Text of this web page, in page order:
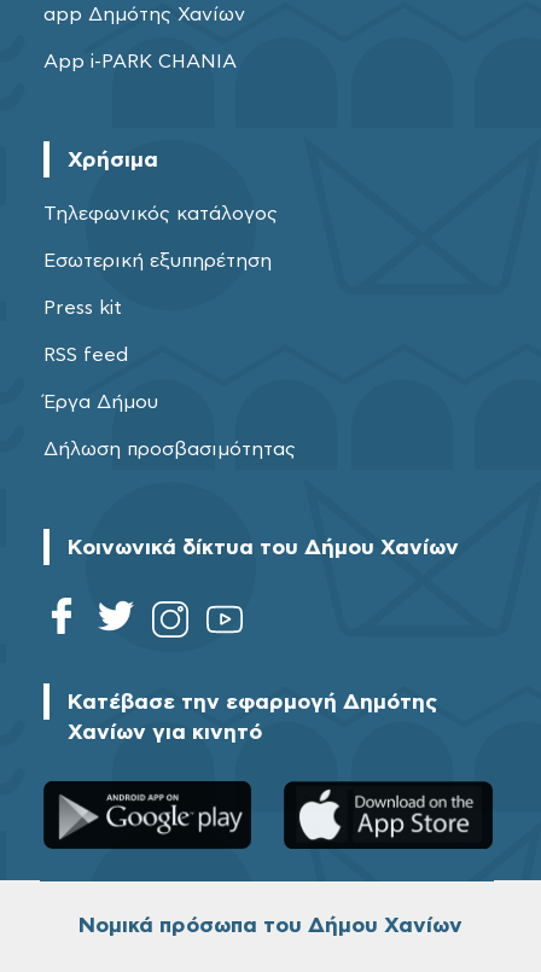
app Δημότης Χανίων
App i-PARK CHANIA
Χρήσιμα
Τηλεφωνικός κατάλογος
Εσωτερική εξυπηρέτηση
Press kit
RSS feed
Έργα Δήμου
Δήλωση προσβασιμότητας
Κοινωνικά δίκτυα του Δήμου Χανίων
Κατέβασε την εφαρμογή Δημότης
Χανίων για κινητό
Νομικά πρόσωπα του Δήμου Χανίων